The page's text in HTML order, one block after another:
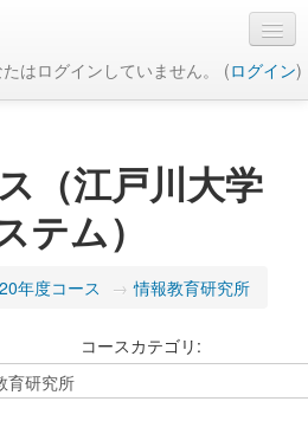
たはログインしていません。 (ログイン)
（江戸川大学
テム）
年度コース → 情報教育研究所
コースカテゴリ: